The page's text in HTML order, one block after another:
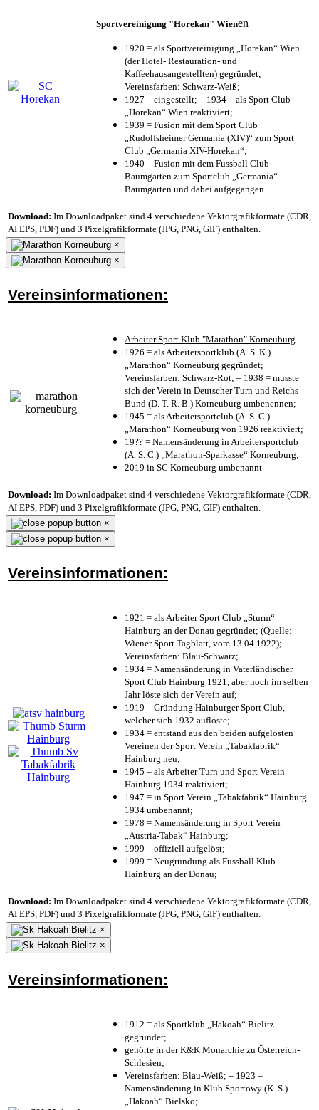
Sportvereinigung "Horekan" Wienen
1920 = als Sportvereinigung „Horekan“ Wien
(der Hotel- Restauration- und
Kaffeehausangestellten) gegründet;
Vereinsfarben: Schwarz-Weiß;
1927 = eingestellt; – 1934 = als Sport Club
„Horekan“ Wien reaktiviert;
1939 = Fusion mit dem Sport Club
„Rudolfsheimer Germania (XIV)“ zum Sport
Club „Germania XIV-Horekan“;
1940 = Fusion mit dem Fussball Club
Baumgarten zum Sportclub „Germania“
Baumgarten und dabei aufgegangen
Download: Im Downloadpaket sind 4 verschiedene Vektorgrafikformate (CDR,
AI EPS, PDF) und 3 Pixelgrafikformate (JPG, PNG, GIF) enthalten.
×
×
Vereinsinformationen:
Arbeiter Sport Klub "Marathon" Korneuburg
1926 = als Arbeitersportklub (A. S. K.)
„Marathon“ Korneuburg gegründet;
Vereinsfarben: Schwarz-Rot; – 1938 = musste
sich der Verein in Deutscher Turn und Reichs
Bund (D. T. R. B.) Korneuburg umbenennen;
1945 = als Arbeitersportclub (A. S. C.)
„Marathon“ Korneuburg von 1926 reaktiviert;
19?? = Namensänderung in Arbeitersportclub
(A. S. C.) „Marathon-Sparkasse“ Korneuburg;
2019 in SC Korneuburg umbenannt
Download: Im Downloadpaket sind 4 verschiedene Vektorgrafikformate (CDR,
AI EPS, PDF) und 3 Pixelgrafikformate (JPG, PNG, GIF) enthalten.
×
×
Vereinsinformationen:
1921 = als Arbeiter Sport Club „Sturm“
Hainburg an der Donau gegründet; (Quelle:
Wiener Sport Tagblatt, vom 13.04.1922);
Vereinsfarben: Blau-Schwarz;
1934 = Namensänderung in Vaterländischer
Sport Club Hainburg 1921, aber noch im selben
Jahr löste sich der Verein auf;
1919 = Gründung Hainburger Sport Club,
welcher sich 1932 auflöste;
1934 = entstand aus den beiden aufgelösten
Vereinen der Sport Verein „Tabakfabrik“
Hainburg neu;
1945 = als Arbeiter Turn und Sport Verein
Hainburg 1934 reaktiviert;
1947 = in Sport Verein „Tabakfabrik“ Hainburg
1934 umbenannt;
1978 = Namensänderung in Sport Verein
„Austria-Tabak“ Hainburg;
1999 = offiziell aufgelöst;
1999 = Neugründung als Fussball Klub
Hainburg an der Donau;
Download: Im Downloadpaket sind 4 verschiedene Vektorgrafikformate (CDR,
AI EPS, PDF) und 3 Pixelgrafikformate (JPG, PNG, GIF) enthalten.
×
×
Vereinsinformationen:
1912 = als Sportklub „Hakoah“ Bielitz
gegründet;
gehörte in der K&K Monarchie zu Österreich-
Schlesien;
Vereinsfarben: Blau-Weiß; – 1923 =
Namensänderung in Klub Sportowy (K. S.)
„Hakoah“ Bielsko;